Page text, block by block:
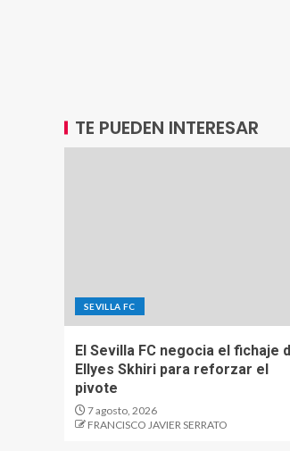
TE PUEDEN INTERESAR
SEVILLA FC
El Sevilla FC negocia el fichaje
Ellyes Skhiri para reforzar el
pivote
7 agosto, 2026
FRANCISCO JAVIER SERRATO